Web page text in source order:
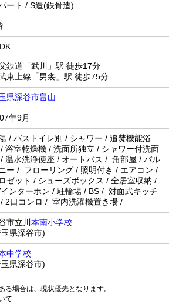
ート / S造(鉄骨造)
鉄道「武川」駅 徒歩17分
東上線「男衾」駅 徒歩75分
県深谷市畠山
年9月
/ バストイレ別 / シャワー / 追焚機能浴
浴室乾燥機 / 洗面所独立 / シャワー付洗面
温水洗浄便座 / オートバス / 角部屋 / バル
ー / フローリング / 照明付き / エアコン /
ゼット / シューズボックス / 全居室収納 /
ンターホン / 駐輪場 / BS / 対面式キッチ
/ 2口コンロ / 室内洗濯機置き場 /
市立 川本南小学校
県深谷市)
中学校
県深谷市)
場合は、現状優先となります。
て